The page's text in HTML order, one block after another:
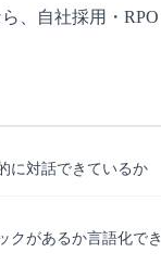
、自社採用・
に対話できているか
クがあるか言語化で